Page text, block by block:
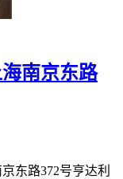
南京东路
东路372号亨达利